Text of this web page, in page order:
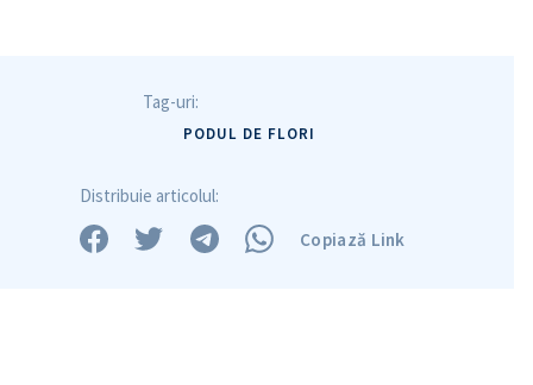
Tag-uri:
PODUL DE FLORI
Distribuie articolul:
Copiază Link